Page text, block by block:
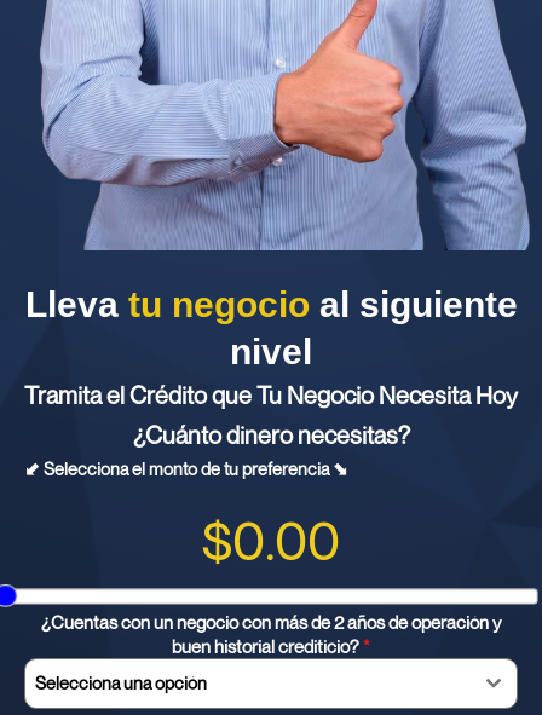
Lleva tu negocioal siguiente
nivel
Tramita el Crédito que Tu Negocio Necesita Hoy
¿Cuánto dinero necesitas?
⬋ Selecciona el monto de tu preferencia ⬊
$0.00
¿Cuentas con un negocio con más de 2 años de operación y
buen historial crediticio?*
Selecciona una opción